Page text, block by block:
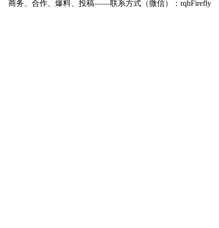
商务、合作、爆料、投稿——联系方式（微信）：rqhFirefly